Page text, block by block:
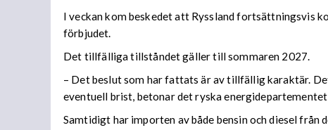
I veckan kom beskedet att Ryssland fortsättningsvis
förbjudet.
Det tillfälliga tillståndet gäller till sommaren 2027.
– Det beslut som har fattats är av tillfällig karaktär.
eventuell brist, betonar det ryska
Samtidigt har importen av både bensin och diesel från